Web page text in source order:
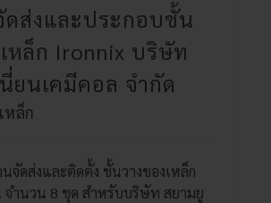
ดส่งและประกอบชั้น
หล็ก Ironnix บริษัท
ยนเคมีคอล จำกัด
หล็ก
นจัดส่งและติดตั้ง ชั้นวางของเหล็ก
จำนวน 8 ชุด สำหรับบริษัท สยามยู